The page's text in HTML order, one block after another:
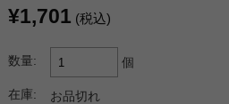
¥1,701 (税込)
数量: 個
在庫: お品切れ